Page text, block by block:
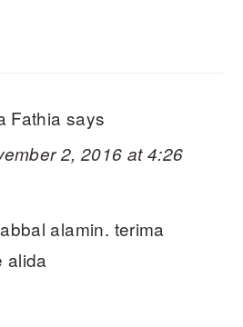
Fathia says
2, 2016 at 4:26
alamin. terima
alida